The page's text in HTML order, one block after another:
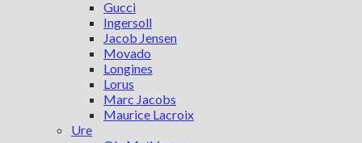
Gucci
Ingersoll
Jacob Jensen
Movado
Longines
Lorus
Marc Jacobs
Maurice Lacroix
Ure